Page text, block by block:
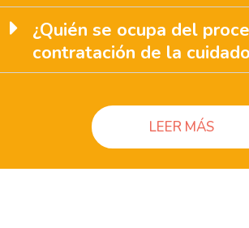
¿Quién se ocupa del
contratación de la
LEER MÁS